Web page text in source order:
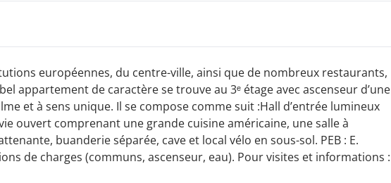
européennes, du centre-ville, ainsi que de nombreux restaurants,
appartement de caractère se trouve au 3ᵉ étage avec ascenseur d’une
et à sens unique. Il se compose comme suit :Hall d’entrée lumineux
ouvert comprenant une grande cuisine américaine, une salle à
buanderie séparée, cave et local vélo en sous-sol. PEB : E.
de charges (communs, ascenseur, eau). Pour visites et informations :